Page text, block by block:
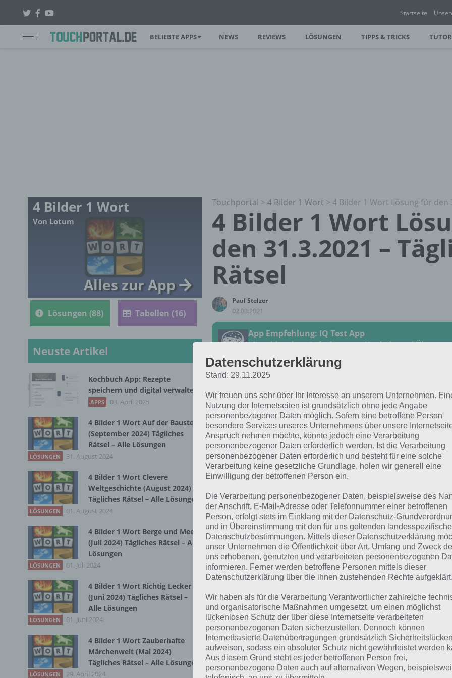
Startseite
BELIEBTE APPS NEWS REVIEWS LÖSUNGEN TIPPS & TRICKS
Touchportal > 4 Bilder 1 Wort > 4 Bilder 1 Wort Lösung für den
4 Bilder 1 Wort
den 31.3.2021 –
Rätsel
Paul Stelzer
02.03.2021
App Empfehlung: IQ Test App
Mit zahlreichen Aufgaben zum Knobeln und Üben
JETZT KOSTENLOS HERUNTERLADEN
Die Lösung für das tägliche Rätsel vom 31.3.2021 zu Ruf
Bilder 1 Wort. Wenn du dort aktuell feststeckst, hier die
HOLZ
Du suchst eine andere Lösung?
Rätsel aus dem Jahr 2020: Schau mal, was vor einem Jahr,
gesucht war
Zur Übersicht:4 Bilder 1 Wort Lösungen zu Ruf der Natur
4 Bilder 1 Wort
Von Lotum
Alles zur App
Lösungen (88) Tabellen (16)
Neuste Artikel
Kochbuch App: Rezepte
speichern und digital verwalten
APPS 03. April 2025
4 Bilder 1 Wort Auf der Baustelle
(September 2024) Tägliches
Rätsel – Alle Lösungen
LÖSUNGEN 31. August 2024
4 Bilder 1 Wort Clevere
Weltgeschichte (August 2024)
Tägliches Rätsel – Alle Lösungen
LÖSUNGEN 01. August 2024
4 Bilder 1 Wort Berge und Meer
(Juli 2024) Tägliches Rätsel – Alle
Lösungen
LÖSUNGEN 01. Juli 2024
4 Bilder 1 Wort Richtig Lecker
(Juni 2024) Tägliches Rätsel –
Alle Lösungen
LÖSUNGEN 01. Juni 2024
4 Bilder 1 Wort Zauberhafte
Märchenwelt (Mai 2024)
Tägliches Rätsel – Alle Lösungen
LÖSUNGEN 29. April 2024
Datenschutzerklärung
Stand: 29.11.2025
Wir freuen uns sehr über Ihr Interesse an unserem Unternehmen.
Nutzung der Internetseiten ist grundsätzlich ohne jede Angabe
personenbezogener Daten möglich. Sofern eine betroffene Person
besondere Services unseres Unternehmens über unsere
Anspruch nehmen möchte, könnte jedoch eine Verarbeitung
personenbezogener Daten erforderlich werden. Ist die Verarbeitung
personenbezogener Daten erforderlich und besteht für eine solche
Verarbeitung keine gesetzliche Grundlage, holen wir generell eine
Einwilligung der betroffenen Person ein.
Die Verarbeitung personenbezogener Daten, beispielsweise des
der Anschrift, E-Mail-Adresse oder Telefonnummer einer betroffenen
Person, erfolgt stets im Einklang mit der Datenschutz-
und in Übereinstimmung mit den für uns geltenden
Datenschutzbestimmungen. Mittels dieser Datenschutzerklärung
unser Unternehmen die Öffentlichkeit über Art, Umfang und Zweck
uns erhobenen, genutzten und verarbeiteten personenbezogenen
informieren. Ferner werden betroffene Personen mittels dieser
Datenschutzerklärung über die ihnen zustehenden Rechte aufgeklärt.
Wir haben als für die Verarbeitung Verantwortlicher zahlreiche
und organisatorische Maßnahmen umgesetzt, um einen möglichst
lückenlosen Schutz der über diese Internetseite verarbeiteten
personenbezogenen Daten sicherzustellen. Dennoch können
Internetbasierte Datenübertragungen grundsätzlich Sicherheitslücken
aufweisen, sodass ein absoluter Schutz nicht gewährleistet werden
Aus diesem Grund steht es jeder betroffenen Person frei,
personenbezogene Daten auch auf alternativen Wegen,